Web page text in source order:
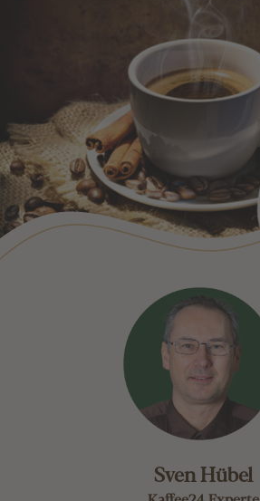
Sven Hübel